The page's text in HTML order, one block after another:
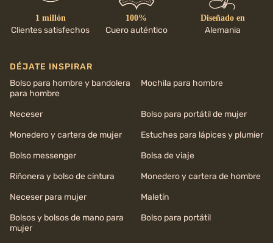
1 millón
Clientes satisfechos
100%
Cuero auténtico
Diseñado en
Alemania
DÉJATE INSPIRAR
Bolso para hombre y bandolera
para hombre
Mochila para hombre
Neceser
Bolso para portátil de mujer
Monedero y cartera de mujer
Estuches para lápices y plumier
Bolso messenger
Bolsa de viaje
Riñonera y bolso de cintura
Monedero y cartera de hombre
Neceser para mujer
Maletín
Bolsos y bolsos de mano para
mujer
Bolso para portátil